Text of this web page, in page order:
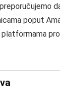
poput